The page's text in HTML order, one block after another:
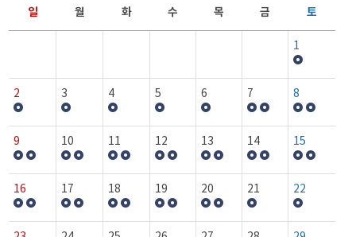
일 월 화 수 목 금 토
1
2 3 4 5 6 7 8
9 10 11 12 13 14 15
16 17 18 19 20 21 22